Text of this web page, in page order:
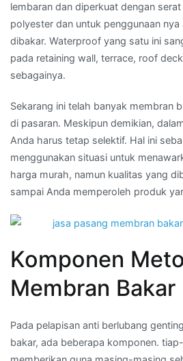
lembaran dan diperkuat dengan
polyester dan untuk penggunaan
dibakar. Waterproof yang satu ini
pada retaining wall, terrace, roof
sebagainya.
Sekarang ini telah banyak membran
di pasaran. Meskipun demikian,
Anda harus tetap selektif. Hal ini
menggunakan situasi untuk
harga murah, namun kualitas yang
sampai Anda memperoleh produk
Komponen
Membran Bakar
Pada pelapisan anti berlubang
bakar, ada beberapa komponen.